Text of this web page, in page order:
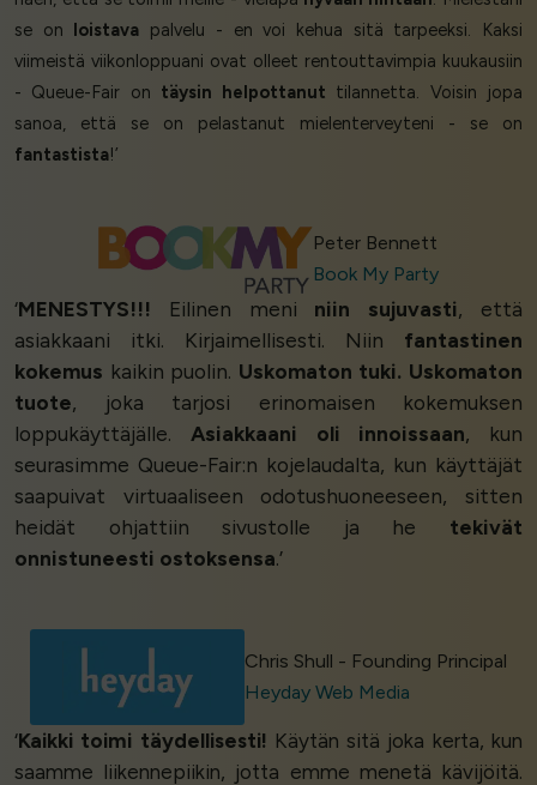
se on loistava palvelu - en voi kehua sitä tarpeeksi. Kaksi
viimeistä viikonloppuani ovat olleet rentouttavimpia kuukausiin
- Queue-Fair on täysin helpottanut tilannetta. Voisin jopa
sanoa, että se on pelastanut mielenterveyteni - se on
fantastista!’
Peter Bennett
Book My Party
‘MENESTYS!!! Eilinen meni niin sujuvasti, että
asiakkaani itki. Kirjaimellisesti. Niin fantastinen
kokemus kaikin puolin. Uskomaton tuki. Uskomaton
tuote, joka tarjosi erinomaisen kokemuksen
loppukäyttäjälle. Asiakkaani oli innoissaan, kun
seurasimme Queue-Fair:n kojelaudalta, kun käyttäjät
saapuivat virtuaaliseen odotushuoneeseen, sitten
heidät ohjattiin sivustolle ja he tekivät
onnistuneesti ostoksensa.’
Chris Shull - Founding Principal
Heyday Web Media
‘Kaikki toimi täydellisesti! Käytän sitä joka kerta, kun
saamme liikennepiikin, jotta emme menetä kävijöitä.